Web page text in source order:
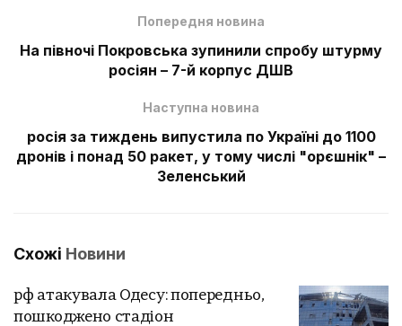
Попередня новина
На півночі Покровська зупинили спробу штурму
росіян – 7-й корпус ДШВ
Наступна новина
росія за тиждень випустила по Україні до 1100
дронів і понад 50 ракет, у тому числі "орєшнік" –
Зеленський
Схожі Новини
рф атакувала Одесу: попередньо,
пошкоджено стадіон